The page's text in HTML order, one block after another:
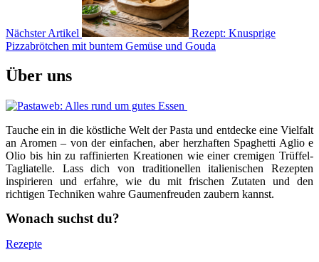
Nächster Artikel
Rezept: Knusprige
Pizzabrötchen mit buntem Gemüse und Gouda
Über uns
Tauche ein in die köstliche Welt der Pasta und entdecke eine Vielfalt
an Aromen – von der einfachen, aber herzhaften Spaghetti Aglio e
Olio bis hin zu raffinierten Kreationen wie einer cremigen Trüffel-
Tagliatelle. Lass dich von traditionellen italienischen Rezepten
inspirieren und erfahre, wie du mit frischen Zutaten und den
richtigen Techniken wahre Gaumenfreuden zaubern kannst.
Wonach suchst du?
Rezepte